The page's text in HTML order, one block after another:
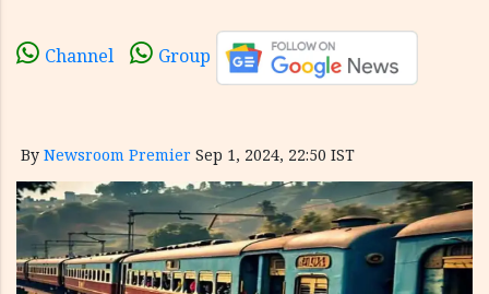
Channel Group
By Newsroom Premier Sep 1, 2024, 22:50 IST